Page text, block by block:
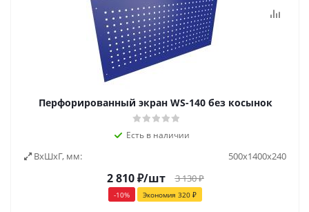
Перфорированный экран WS-140 без косынок
Есть в наличии
ВxШxГ, мм: 500х1400х240
2 810₽/шт 3 130₽
-10% Экономия 320 ₽